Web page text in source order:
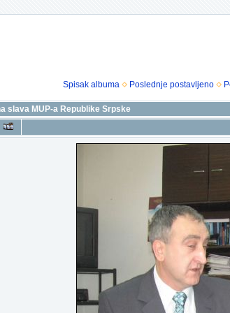
Spisak albuma
Poslednje postavljeno
slava MUP-a Republike Srpske